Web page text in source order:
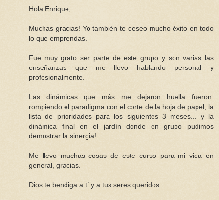
Hola Enrique,
Muchas gracias! Yo también te deseo mucho éxito en todo
lo que emprendas.
Fue muy grato ser parte de este grupo y son varias las
enseñanzas que me llevo hablando personal y
profesionalmente.
Las dinámicas que más me dejaron huella fueron:
rompiendo el paradigma con el corte de la hoja de papel, la
lista de prioridades para los siguientes 3 meses... y la
dinámica final en el jardín donde en grupo pudimos
demostrar la sinergia!
Me llevo muchas cosas de este curso para mi vida en
general, gracias.
Dios te bendiga a tí y a tus seres queridos.